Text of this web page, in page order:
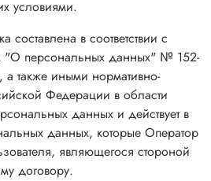
условиями.
составлена в соответствии с
"О персональных данных" № 152-
также иными нормативно-
Федерации в области
данных и действует в
данных, которые Оператор
являющегося стороной
договору.